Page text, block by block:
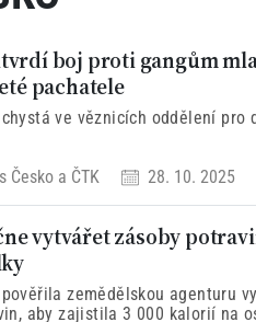
boj proti gangům
pachatele
ve věznicích oddělení pro
Česko a ČTK 28. 10. 2025
vytvářet zásoby
zemědělskou agenturu
aby zajistila 3 000 kalorií na